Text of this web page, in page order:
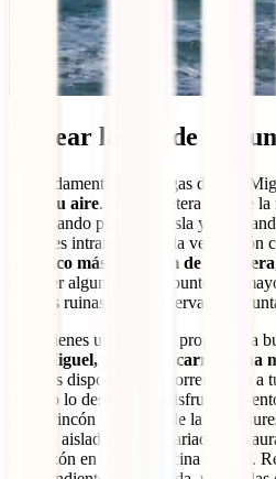
Rodear la isla de
Es fundamental que salgas de San
isla a tu aire. Una carretera recorre
atravesando primero la isla y
la isla es intransitable y la vegetación
poco más de 60 km de carretera
conocer algunos de los puntos de
propias ruinas de San Gervasio o
Si no tienes un vehículo propio, una
San Miguel, ya sea un carro o una
guiados disponibles, recorrer la isla a
cuando lo desees para disfrutar del
algún rincón a lo largo de la costa
belleza aislada, en sus variados
chapuzón en alguna piscina natural.